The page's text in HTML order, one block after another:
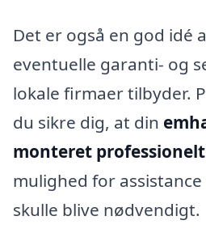
Det er også en god idé
eventuelle garanti- og
lokale firmaer tilbyder.
du sikre dig, at din
monteret professionelt
mulighed for
skulle blive nødvendigt.